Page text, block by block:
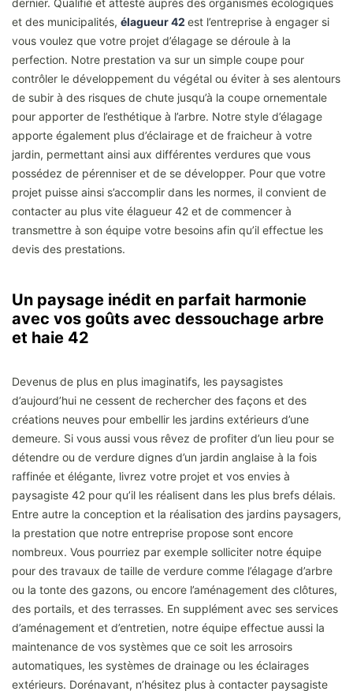
dernier. Qualifié et attesté auprès des organismes écologiques
et des municipalités, élagueur 42 est l’entreprise à engager si
vous voulez que votre projet d’élagage se déroule à la
perfection. Notre prestation va sur un simple coupe pour
contrôler le développement du végétal ou éviter à ses alentours
de subir à des risques de chute jusqu’à la coupe ornementale
pour apporter de l’esthétique à l’arbre. Notre style d’élagage
apporte également plus d’éclairage et de fraicheur à votre
jardin, permettant ainsi aux différentes verdures que vous
possédez de pérenniser et de se développer. Pour que votre
projet puisse ainsi s’accomplir dans les normes, il convient de
contacter au plus vite élagueur 42 et de commencer à
transmettre à son équipe votre besoins afin qu’il effectue les
devis des prestations.
Un paysage inédit en parfait harmonie
avec vos goûts avec dessouchage arbre
et haie 42
Devenus de plus en plus imaginatifs, les paysagistes
d’aujourd’hui ne cessent de rechercher des façons et des
créations neuves pour embellir les jardins extérieurs d’une
demeure. Si vous aussi vous rêvez de profiter d’un lieu pour se
détendre ou de verdure dignes d’un jardin anglaise à la fois
raffinée et élégante, livrez votre projet et vos envies à
paysagiste 42 pour qu’il les réalisent dans les plus brefs délais.
Entre autre la conception et la réalisation des jardins paysagers,
la prestation que notre entreprise propose sont encore
nombreux. Vous pourriez par exemple solliciter notre équipe
pour des travaux de taille de verdure comme l’élagage d’arbre
ou la tonte des gazons, ou encore l’aménagement des clôtures,
des portails, et des terrasses. En supplément avec ses services
d’aménagement et d’entretien, notre équipe effectue aussi la
maintenance de vos systèmes que ce soit les arrosoirs
automatiques, les systèmes de drainage ou les éclairages
extérieurs. Dorénavant, n’hésitez plus à contacter paysagiste